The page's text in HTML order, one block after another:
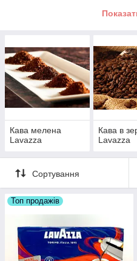
смак. Як правило, на
Основну частину продукції
випускається в банках і
мелену каву і одноразові
Кава мелена
Lavazza
Кава в
Lavazza
Сортування
Топ продажів